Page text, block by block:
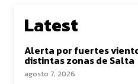
Latest
Alerta por fuertes
distintas zonas de Salta
agosto 7, 2026